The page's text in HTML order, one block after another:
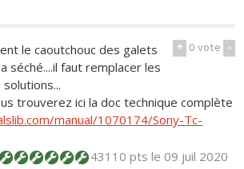
+ 0vote -
le caoutchouc des galets
séché....il faut remplacer les
trouverez ici la doc technique complète
manual/1070174/Sony-Tc-
43110 ptsle 09 juil 2020